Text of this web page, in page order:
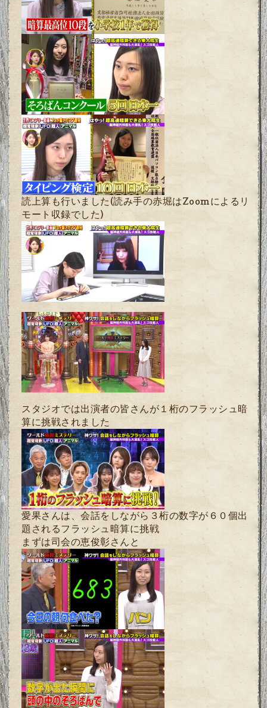
読上算も行いました(読み手の赤堀はZoomによるリ
モート収録でした)
スタジオでは出演者の皆さんが１桁のフラッシュ暗
算に挑戦されました
愛果さんは、会話をしながら３桁の数字が６０個出
題されるフラッシュ暗算に挑戦
まずは司会の恵俊彰さんと